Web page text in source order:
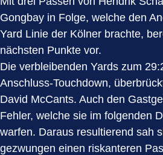
Gongbay in Folge, welche den
Yard Linie der Kölner brachte,
nächsten Punkte vor.
Die verbleibenden Yards zum
Anschluss-Touchdown,
David McCants. Auch den
Fehler, welche sie im folgenden
warfen. Daraus resultierend sah
gezwungen einen riskanteren